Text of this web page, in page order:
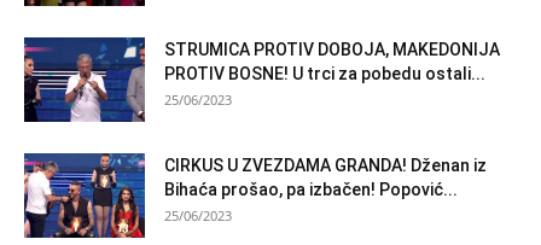
STRUMICA PROTIV DOBOJA, MAKEDONIJA
PROTIV BOSNE! U trci za pobedu ostali...
25/06/2023
CIRKUS U ZVEZDAMA GRANDA! Dženan iz
Bihaća prošao, pa izbačen! Popović...
25/06/2023